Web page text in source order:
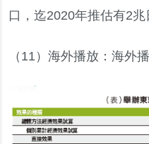
口 ， 迄2020年推估有2兆
（ 11 ） 海外播放 ： 海外